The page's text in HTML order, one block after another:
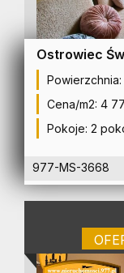
Ostrowiec
Powierzchnia:
Cena/m2: 4
Pokoje: 2
977-MS-3668